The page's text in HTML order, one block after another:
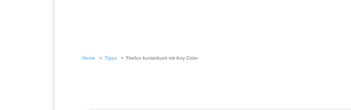
Home Tipps Firefox kunterbunt mit Any Color